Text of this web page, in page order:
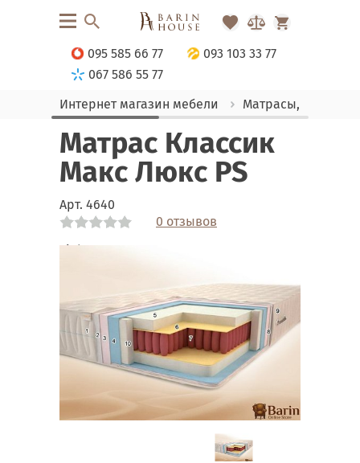
095 585 66 77
093 103 33 77
067 586 55 77
Интернет магазин мебели
Матрасы, текстиль
Матрас Классик
Макс Люкс PS
Арт. 4640
0 отзывов
Link